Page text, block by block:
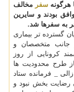
هرگونه سفر مخالف
بودند و سایرین
به سفرها شد.
گسترده تر بیماری
جانب متخصصان و
کرونایی از روز
طرح محدودیت ها
_ فرمانده ستاد
رضایت بخش نبود و